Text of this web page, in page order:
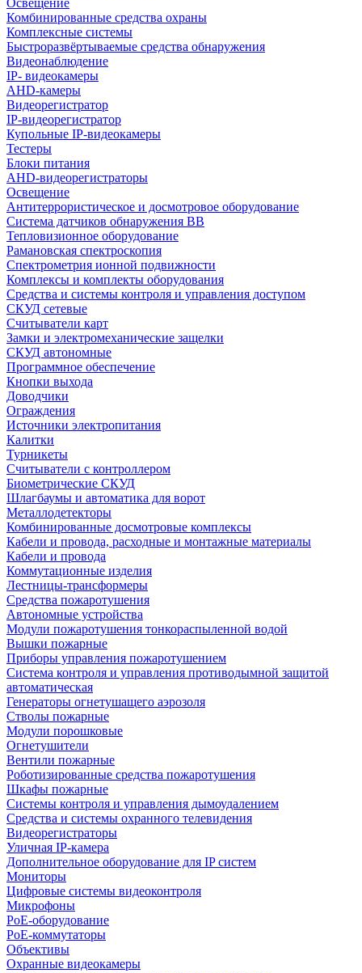
Освещение
Комбинированные средства охраны
Комплексные системы
Быстроразвёртываемые средства обнаружения
Видеонаблюдение
IP- видеокамеры
AHD-камеры
Видеорегистратор
IP-видеорегистратор
Купольные IP-видеокамеры
Тестеры
Блоки питания
AHD-видеорегистраторы
Освещение
Антитеррористическое и досмотровое оборудование
Cистема датчиков обнаружения ВВ
Тепловизионное оборудование
Рамановская спектроскопия
Спектрометрия ионной подвижности
Комплексы и комплекты оборудования
Средства и системы контроля и управления доступом
СКУД сетевые
Считыватели карт
Замки и электромеханические защелки
СКУД автономные
Программное обеспечение
Кнопки выхода
Доводчики
Ограждения
Источники электропитания
Калитки
Турникеты
Считыватели с контроллером
Биометрические СКУД
Шлагбаумы и автоматика для ворот
Металлодетекторы
Комбинированные досмотровые комплексы
Кабели и провода, расходные и монтажные материалы
Кабели и провода
Коммутационные изделия
Лестницы-трансформеры
Средства пожаротушения
Автономные устройства
Модули пожаротушения тонкораспыленной водой
Вышки пожарные
Приборы управления пожаротушением
Система контроля и управления противодымной защитой
автоматическая
Генераторы огнетушащего аэрозоля
Стволы пожарные
Модули порошковые
Огнетушители
Вентили пожарные
Роботизированные средства пожаротушения
Шкафы пожарные
Системы контроля и управления дымоудалением
Средства и системы охранного телевидения
Видеорегистраторы
Уличная IP-камера
Дополнительное оборудование для IP систем
Мониторы
Цифровые системы видеоконтроля
Микрофоны
PoE-оборудование
PoE-коммутаторы
Объективы
Охранные видеокамеры